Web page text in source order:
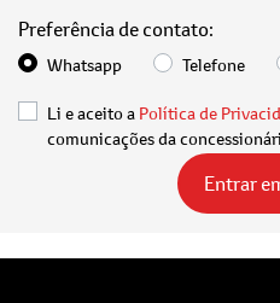
Preferência de contato:
Whatsapp Telefone
Li e aceito a Política de
comunicações da
Entrar